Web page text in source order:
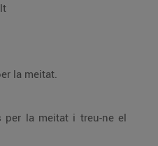
la meitat.
per la meitat i treu-ne el